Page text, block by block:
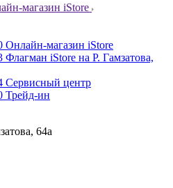
магазин iStore
Онлайн-магазин iStore
Флагман iStore на Р. Гамзатова,
Сервисный центр
Трейд-ин
64а